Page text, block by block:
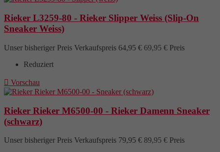
Rieker L3259-80 - Rieker Slipper Weiss (Slip-On
Sneaker Weiss)
Unser bisheriger Preis Verkaufspreis 64,95 € 69,95 € Preis
Reduziert
 Vorschau
Rieker Rieker M6500-00 - Rieker Damenn Sneaker
(schwarz)
Unser bisheriger Preis Verkaufspreis 79,95 € 89,95 € Preis